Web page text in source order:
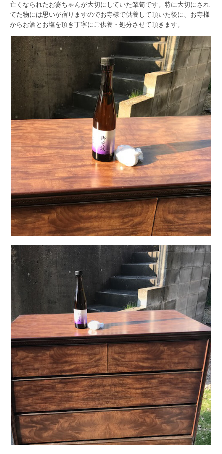
亡くなられたお婆ちゃんが大切にしていた箪笥です。特に大切にされ
てた物には思いが宿りますのでお寺様で供養して頂いた後に、お寺様
からお酒とお塩を頂き丁寧にご供養・処分させて頂きます。